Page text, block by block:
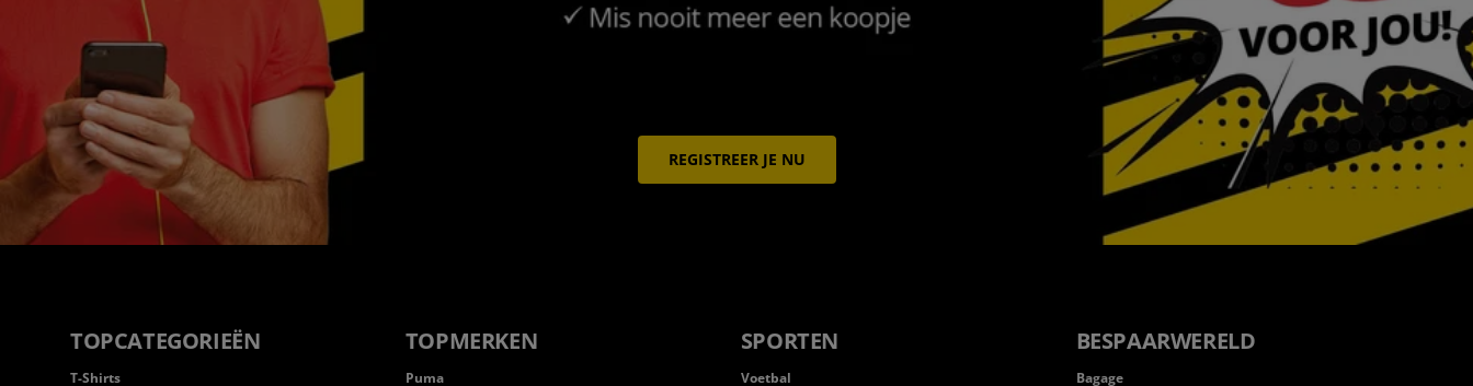
REGISTREER JE NU
TOPCATEGORIEËN
T-Shirts
TOPMERKEN
Puma
SPORTEN
Voetbal
BESPAARWERELD
Bagage